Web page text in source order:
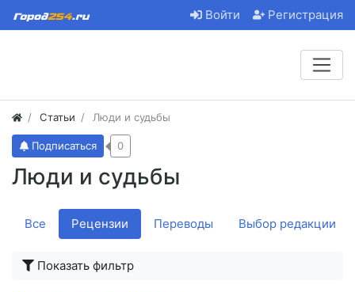
Войти Регистрация
Статьи Люди и судьбы
Люди и судьбы
Подписаться 0
Все Рецензии Переводы Выбор редакции
Показать фильтр